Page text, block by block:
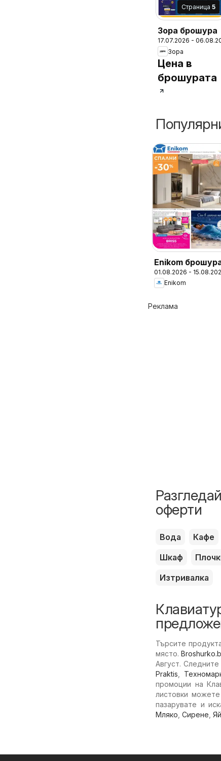
Cтраница 5
Зора брошура
17.07.2026 -
Зора
Цена в
брошурата
Enikom
01.08.2026 -
Enikom
Реклама
оферти
Вода Кафе
Шкаф
Изтривалка
Търсите
място.
Август.
Praktis,
промоции на
листовки
пазарувате и
Мляко, Сирене,